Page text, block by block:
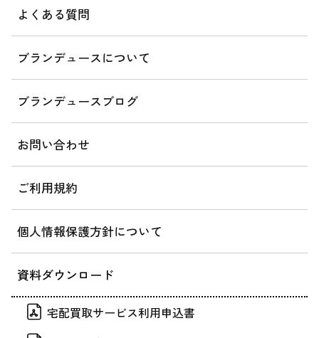
よくある質問
ブランデュースについて
ブランデュースブログ
お問い合わせ
ご利用規約
個人情報保護方針について
資料ダウンロード
宅配買取サービス利用申込書